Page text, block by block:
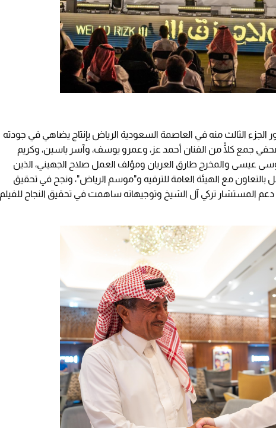
الثالث منه في العاصمة السعودية الرياض بإنتاج يضاهي في جودته
صحفي جمع كلًّا من الفنان أحمد عز، وعمرو يوسف، وآسر ياسين، وكريم
عيسى والمخرج طارق العريان ومؤلف العمل صلاح الجهيني، الذين
بالتعاون مع الهيئة العامة للترفيه و"موسم الرياض"، ونجح في تحقيق
دعم المستشار تركي آل الشيخ وتوجيهاته ساهمت في تحقيق النجاح للفيلم